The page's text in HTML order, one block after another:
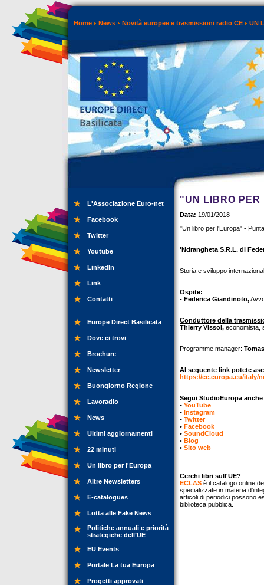
Home News Novità europee e trasmissioni radio CE UN
L'Associazione Euro-net
Facebook
Twitter
Youtube
LinkedIn
Link
Contatti
Europe Direct Basilicata
Dove ci trovi
Brochure
Newsletter
Buongiorno Regione
Lavoradio
News
Ultimi aggiornamenti
22 minuti
Un libro per l'Europa
Altre Newsletters
E-catalogues
Lotta alle Fake News
Politiche annuali e priorità
strategiche dell’UE
EU Events
Portale La tua Europa
Progetti approvati
"UN LIBRO PER
Data: 19/01/2018
"Un libro per l'Europa" -
'Ndrangheta S.R.L. di
Storia e sviluppo
Ospite:
- Federica Giandinoto,
Conduttore della
Thierry Vissol, economista,
Programme manager:
Al seguente link potete
https://ec.europa.eu/italy/
Segui StudioEuropa
• YouTube
• Instagram
• Twitter
• Facebook
• SoundCloud
• Blog
• Sito web
Cerchi libri sull'UE?
ECLAS è il catalogo online
specializzate in materia
articoli di periodici possono
biblioteca pubblica.